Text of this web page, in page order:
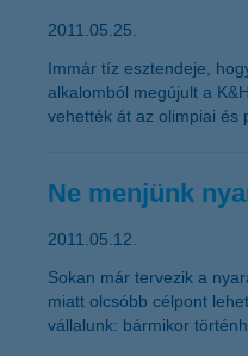
2011.05.25.
Immár tíz esztendeje,
alkalomból megújult a
vehették át az olimpiai és
Ne menjünk
2011.05.12.
Sokan már tervezik a
miatt olcsóbb célpont
vállalunk: bármikor